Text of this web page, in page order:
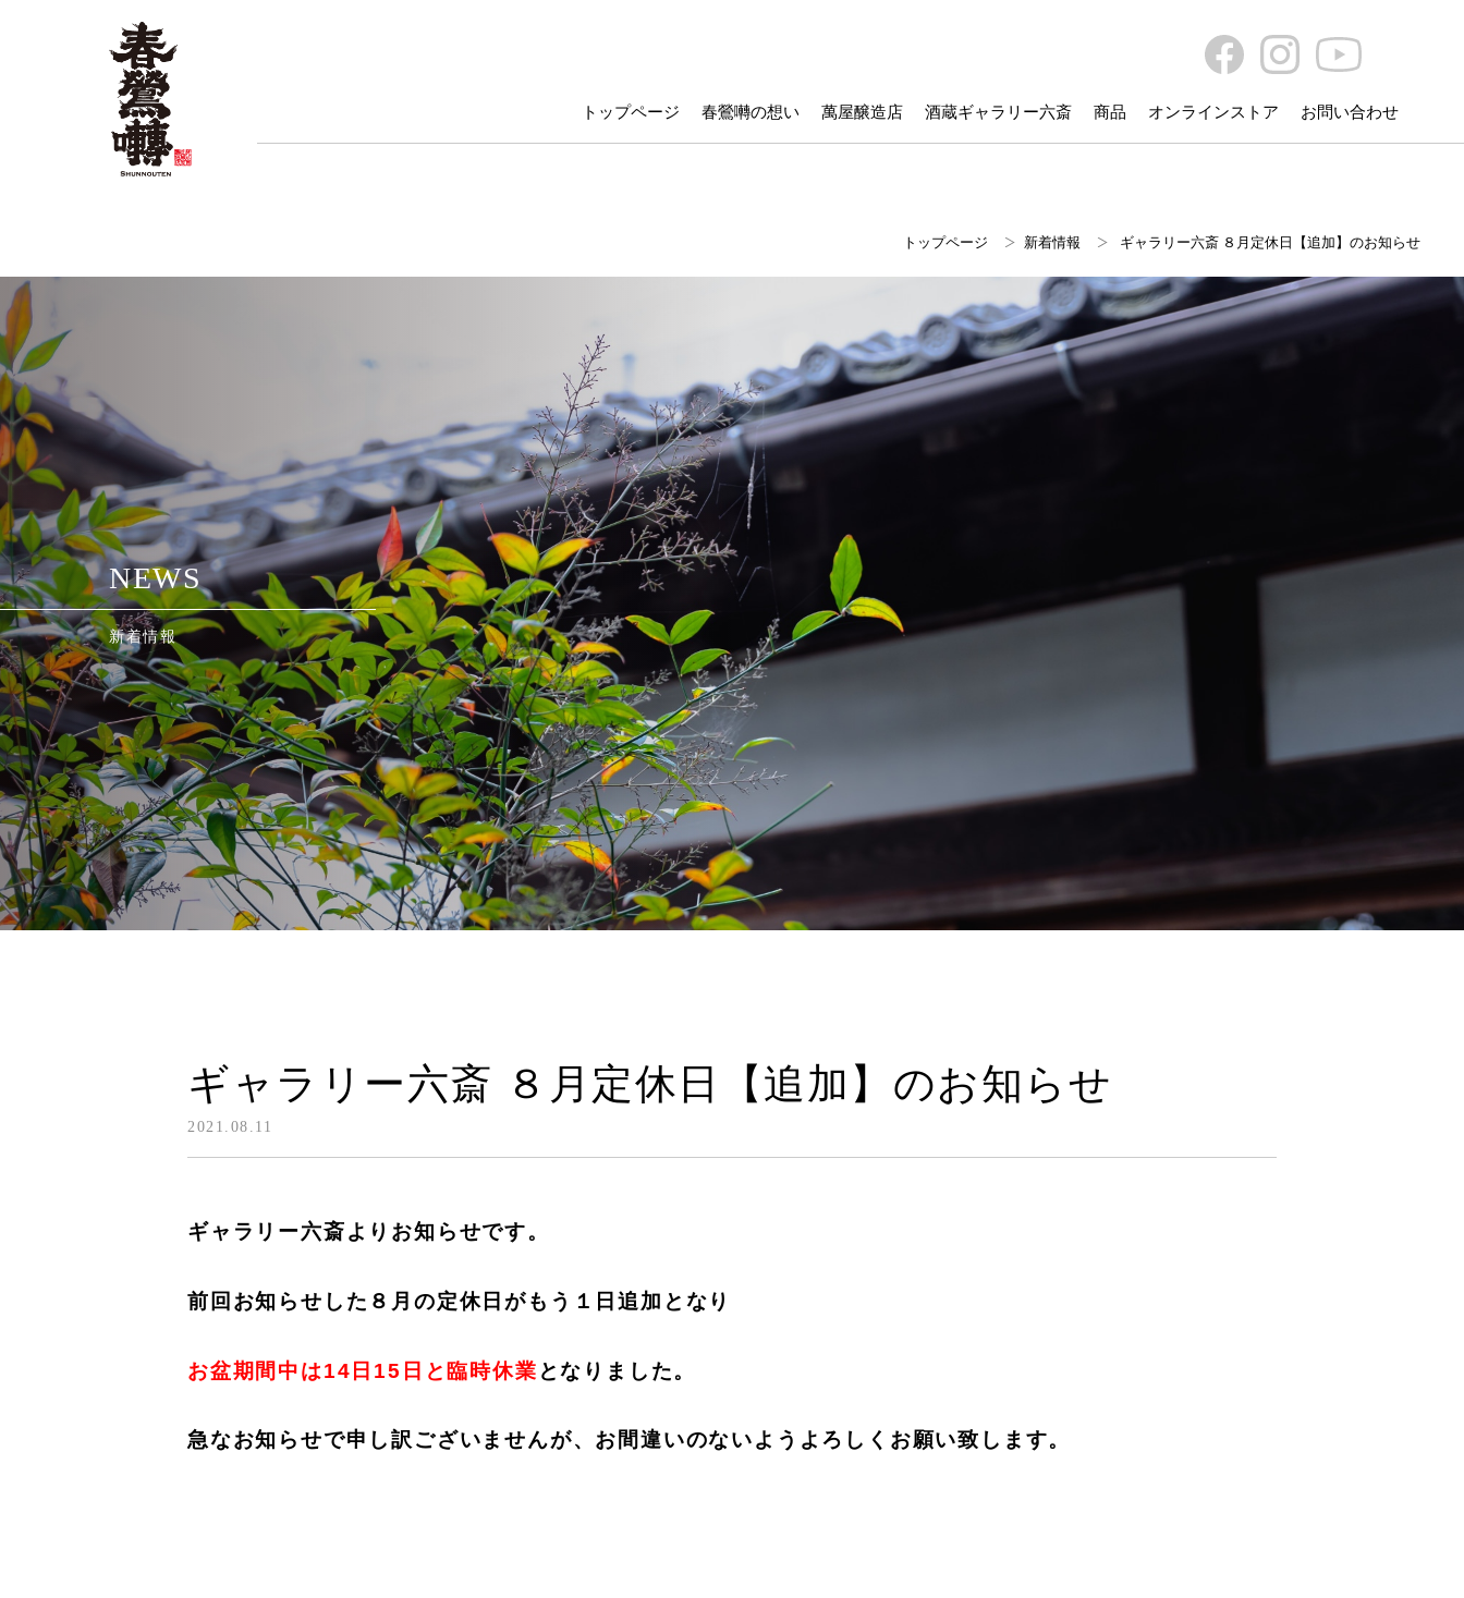
トップページ 春鶯囀の想い 萬屋醸造店 酒蔵ギャラリー六斎 商品 オンラインストア お問い合わせ
トップページ 新着情報 ギャラリー六斎 ８月定休日【追加】のお知らせ
NEWS
新着情報
ギャラリー六斎 ８月定休日【追加】のお知らせ
2021.08.11
ギャラリー六斎よりお知らせです。
前回お知らせした８月の定休日がもう１日追加となり
お盆期間中は14日15日と臨時休業 となりました。
急なお知らせで申し訳ございませんが、お間違いのないようよろしくお願い致します。